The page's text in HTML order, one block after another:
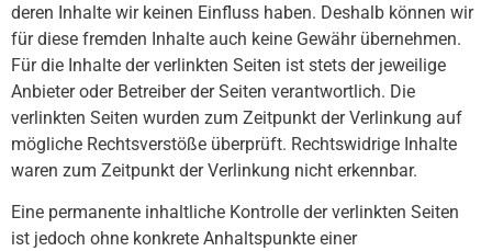
deren Inhalte wir keinen Einfluss haben. Deshalb können wir
für diese fremden Inhalte auch keine Gewähr übernehmen.
Für die Inhalte der verlinkten Seiten ist stets der jeweilige
Anbieter oder Betreiber der Seiten verantwortlich. Die
verlinkten Seiten wurden zum Zeitpunkt der Verlinkung auf
mögliche Rechtsverstöße überprüft. Rechtswidrige Inhalte
waren zum Zeitpunkt der Verlinkung nicht erkennbar.
Eine permanente inhaltliche Kontrolle der verlinkten Seiten
ist jedoch ohne konkrete Anhaltspunkte einer